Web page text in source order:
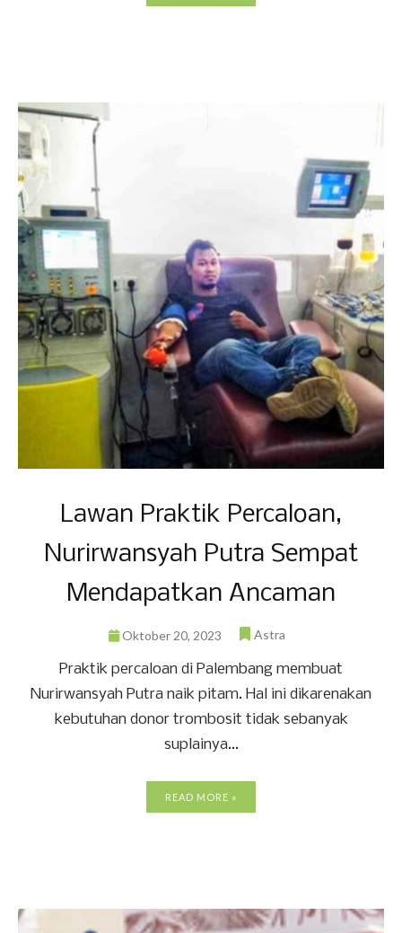
Lawan Praktik Percaloan,
Nurirwansyah Putra Sempat
Mendapatkan Ancaman
Oktober 20, 2023 Astra
Praktik percaloan di Palembang membuat
Nurirwansyah Putra naik pitam. Hal ini dikarenakan
kebutuhan donor trombosit tidak sebanyak
suplainya...
READ MORE »